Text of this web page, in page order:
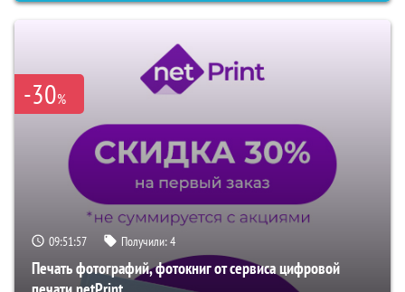
-30%
09:51:56 Получили:4
Печать фотографий, фотокниг от сервиса цифровой